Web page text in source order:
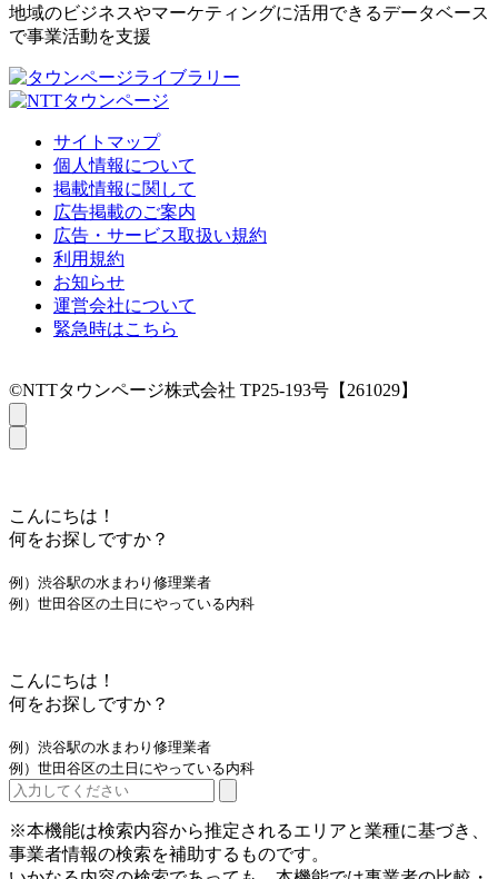
地域のビジネスやマーケティングに活用できるデータベース
で事業活動を支援
サイトマップ
個人情報について
掲載情報に関して
広告掲載のご案内
広告・サービス取扱い規約
利用規約
お知らせ
運営会社について
緊急時はこちら
©NTTタウンページ株式会社 TP25-193号【261029】
こんにちは！
何をお探しですか？
例）渋谷駅の水まわり修理業者
例）世田谷区の土日にやっている内科
こんにちは！
何をお探しですか？
例）渋谷駅の水まわり修理業者
例）世田谷区の土日にやっている内科
※本機能は検索内容から推定されるエリアと業種に基づき、
事業者情報の検索を補助するものです。